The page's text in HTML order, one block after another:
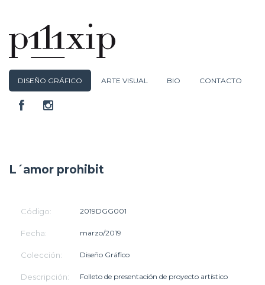
DISEÑO GRÁFICO ARTE VISUAL BIO CONTACTO
L´amor prohibit
Código: 2019DGG001
Fecha: marzo/2019
Colección: Diseño Gráfico
Descripción: Folleto de presentación de proyecto artístico